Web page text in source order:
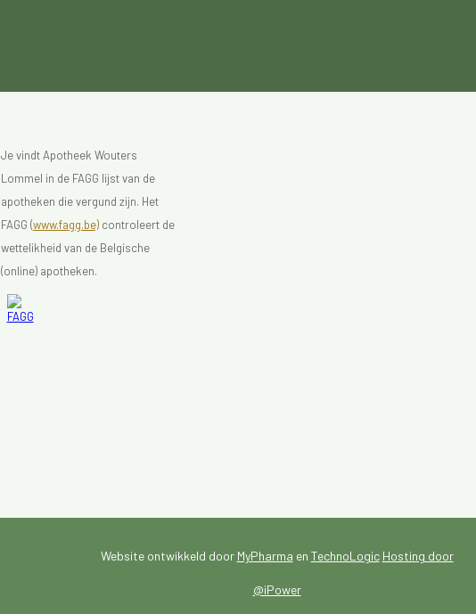
Je vindt Apotheek Wouters
Lommel in de FAGG lijst van de
apotheken die vergund zijn. Het
FAGG (www.fagg.be)controleert de
wettelikheid van de Belgische
(online) apotheken.
Website ontwikkeld door MyPharma en TechnoLogic Hosting door
@iPower